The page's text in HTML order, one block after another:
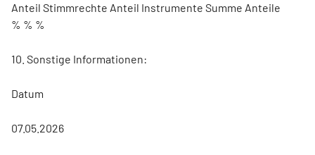
Anteil Stimmrechte Anteil Instrumente Summe Anteile
% % %
10. Sonstige Informationen:
Datum
07.05.2026